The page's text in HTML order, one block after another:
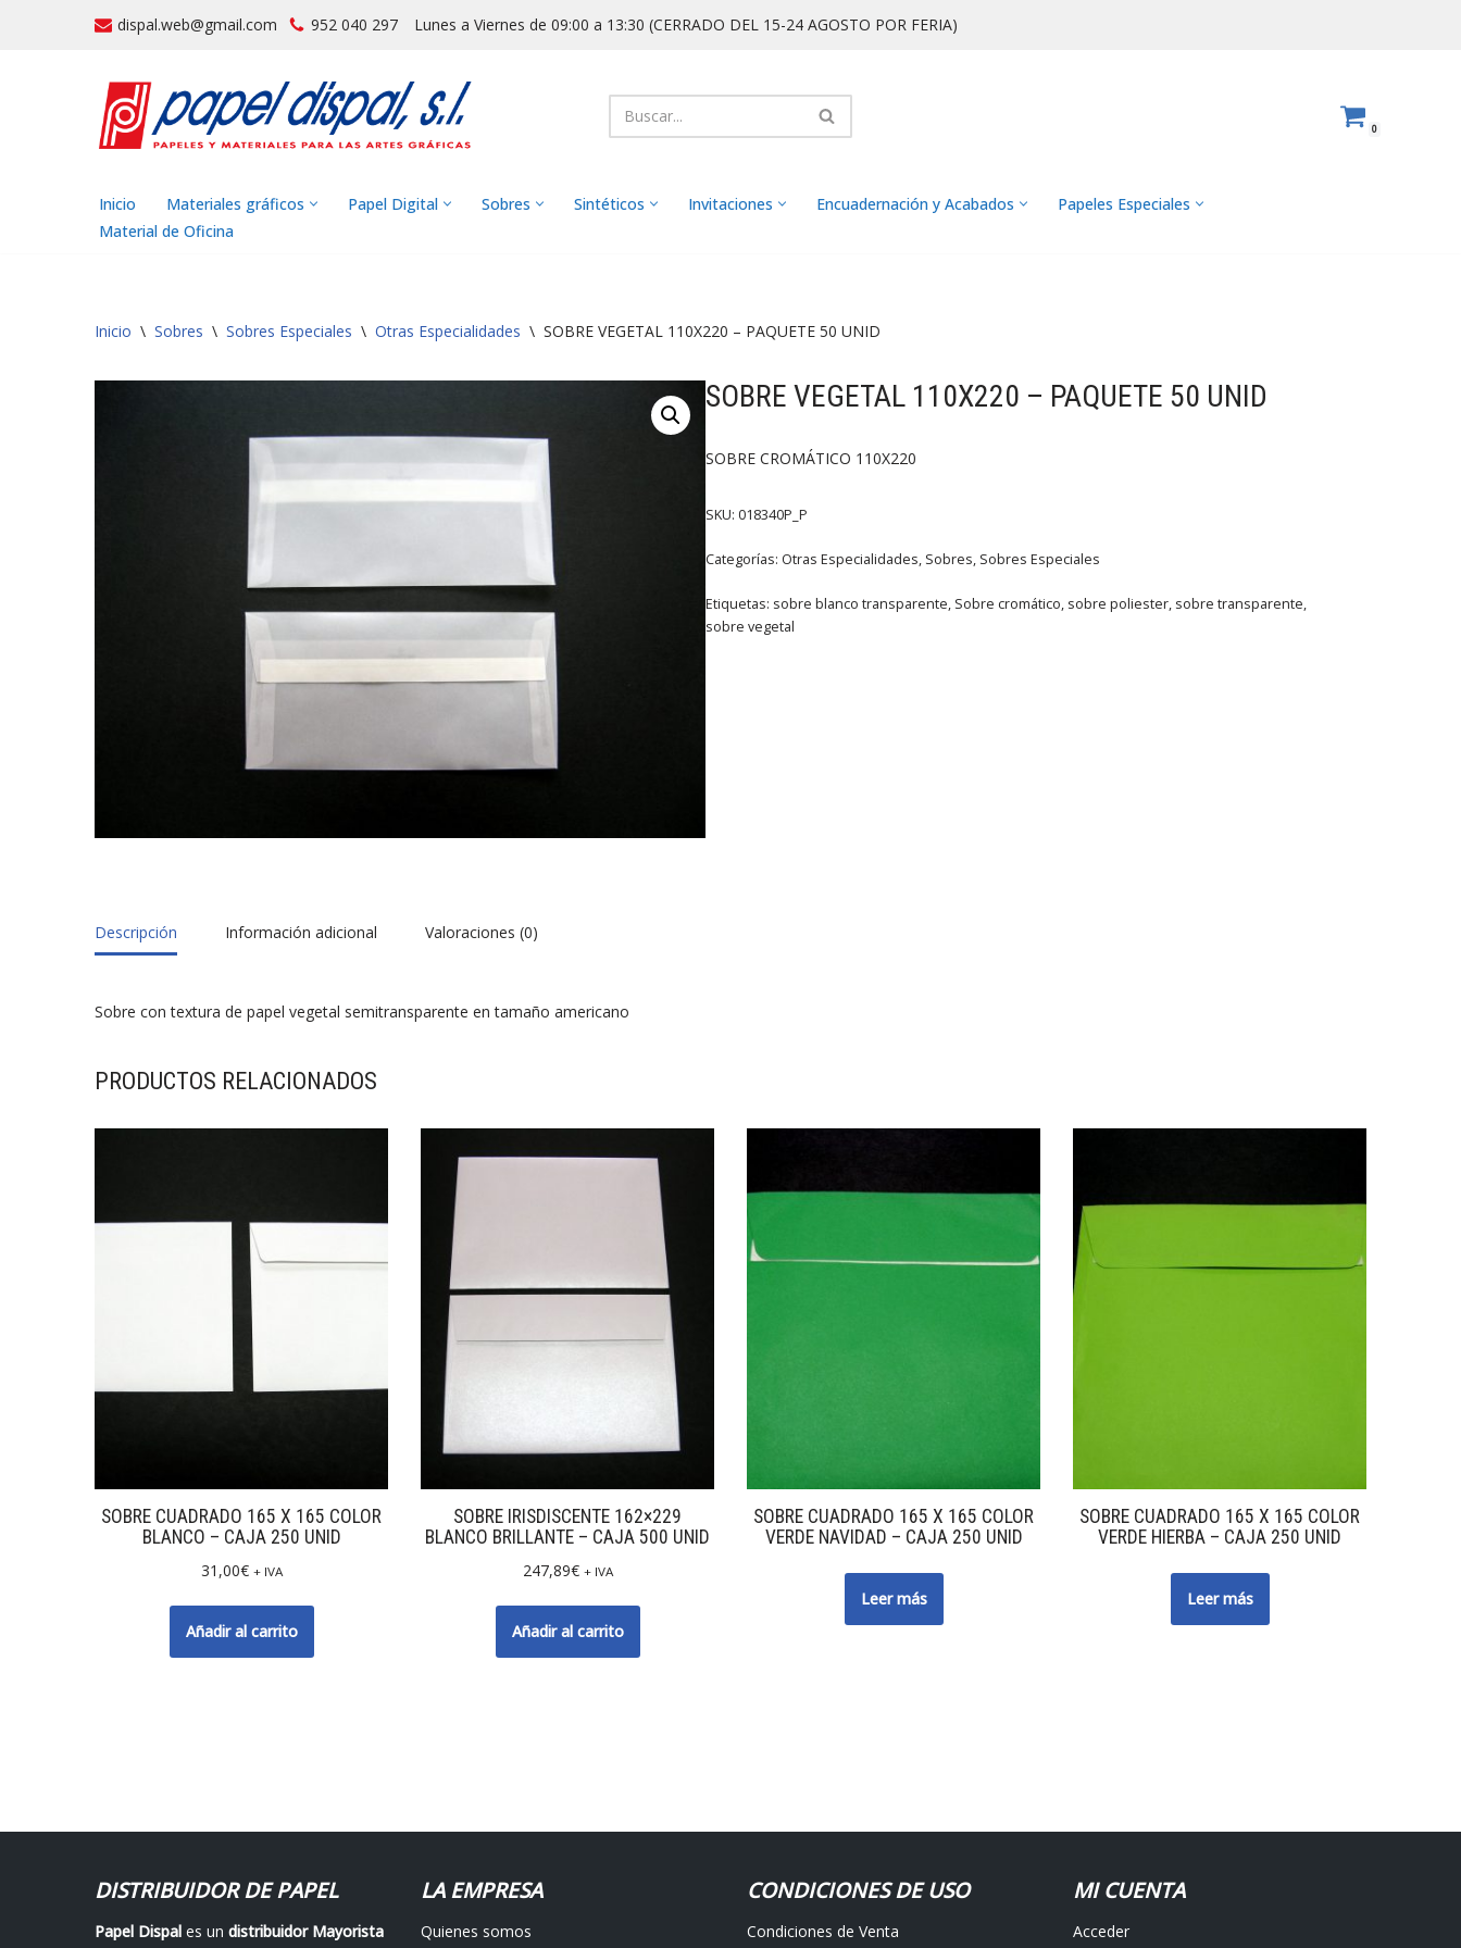
dispal.web@gmail.com 952 040 297 Lunes a Viernes de 09:00 a 13:30 (CERRADO DEL 15-24 AGOSTO POR FERIA)
0
Inicio Materiales gráficos Papel Digital Sobres Sintéticos Invitaciones Encuadernación y Acabados
Papeles Especiales
Material de Oficina
Inicio \ Sobres \ Sobres Especiales \ Otras Especialidades \ SOBRE VEGETAL 110X220 – PAQUETE 50 UNID
SOBRE VEGETAL 110X220 – PAQUETE 50 UNID
SOBRE CROMÁTICO 110X220
SKU: 018340P_P
Categorías: Otras Especialidades, Sobres, Sobres Especiales
Etiquetas: sobre blanco transparente, Sobre cromático, sobre poliester, sobre transparente,
sobre vegetal
Descripción Información adicional Valoraciones (0)
Sobre con textura de papel vegetal semitransparente en tamaño americano
PRODUCTOS RELACIONADOS
SOBRE CUADRADO 165 X 165 COLOR
BLANCO – CAJA 250 UNID
31,00€ + IVA
Añadir al carrito
SOBRE IRISDISCENTE 162×229
BLANCO BRILLANTE – CAJA 500 UNID
247,89€ + IVA
Añadir al carrito
SOBRE CUADRADO 165 X 165 COLOR
VERDE NAVIDAD – CAJA 250 UNID
Leer más
SOBRE CUADRADO 165 X 165 COLOR
VERDE HIERBA – CAJA 250 UNID
Leer más
DISTRIBUIDOR DE PAPEL
Papel Dispal es un distribuidor Mayorista
LA EMPRESA
Quienes somos
CONDICIONES DE USO
Condiciones de Venta
MI CUENTA
Acceder